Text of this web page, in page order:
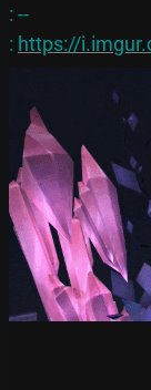
: --
: https://